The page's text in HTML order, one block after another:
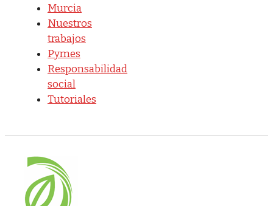
Murcia
Nuestros
trabajos
Pymes
Responsabilidad
social
Tutoriales